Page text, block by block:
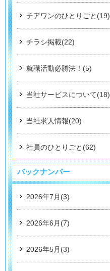
チアワンのひとりごと(19)
チラシ掲載(22)
就職活動必勝法！(5)
当社サービスについて(18)
当社求人情報(20)
社員のひとりごと(62)
バックナンバー
2026年7月(3)
2026年6月(7)
2026年5月(3)